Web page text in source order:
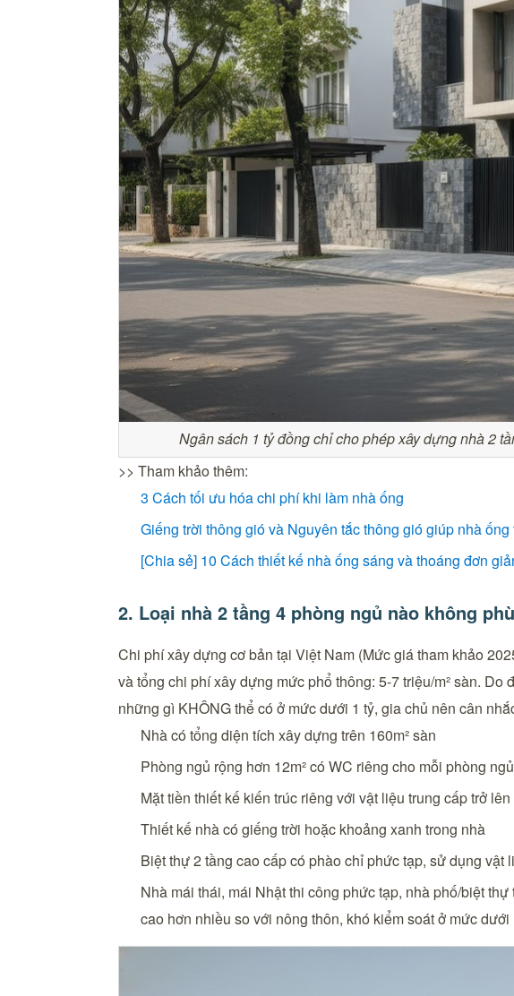
Ngân sách 1 tỷ đồng chỉ cho phép xây dựng nhà 2
>> Tham khảo thêm:
3 Cách tối ưu hóa chi phí khi làm nhà ống
Giếng trời thông gió và Nguyên tắc thông gió giúp nhà ống
[Chia sẻ] 10 Cách thiết kế nhà ống sáng và thoáng đơn
2. Loại nhà 2 tầng 4 phòng ngủ nào không
Chi phí xây dựng cơ bản tại Việt Nam (Mức giá tham khảo
và tổng chi phí xây dựng mức phổ thông: 5-7 triệu/m² sàn.
những gì KHÔNG thể có ở mức dưới 1 tỷ, gia chủ nên cân
Nhà có tổng diện tích xây dựng trên 160m² sàn
Phòng ngủ rộng hơn 12m² có WC riêng cho mỗi phòng
Mặt tiền thiết kế kiến trúc riêng với vật liệu trung cấp trở lên
Thiết kế nhà có giếng trời hoặc khoảng xanh trong nhà
Biệt thự 2 tầng cao cấp có phào chỉ phức tạp, sử dụng vật
Nhà mái thái, mái Nhật thi công phức tạp, nhà phố/biệt
cao hơn nhiều so với nông thôn, khó kiểm soát ở mức dưới